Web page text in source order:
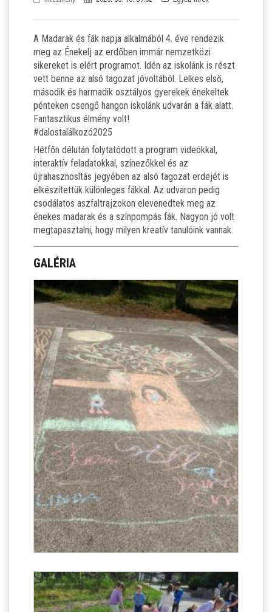
KÖZÉRDEKŰ
TANULÓINKNAK
ÁLTALÁNOS ISKOLÁSOKNAK
SZÜLŐKNEK
PEDAGÓGUSOK ELÉRHETŐSÉGE
ÁLLÁS
ÉTKEZÉS
KORONAVÍRUS
ÁLTALÁNOS ISKOLAI OKTATÁS
ÁLTALÁNOS KÖZÉPFOKÚ OKTATÁS
KÖZÉPFOKÚ OKTATÁS
SZAKMAI KÖZÉPFOKÚ OKTATÁS
FELNŐTTOKTATÁS: ESTI GIMNÁZIUM
INTÉZMÉNYI DOKUMENTUMOK
KÖZZÉTÉTELI LISTA
JELENTKEZÉSI LAP/FELVÉTELI KÉRVÉNY
LETÖLTHETŐ NYOMTATVÁNYOK
DUÁLIS PARTNEREINK A SZAKKKÉPZÉSBEN
A Madarak és fák napja alkalmából 4. éve rendezik
meg az Énekelj az erdőben immár nemzetközi
sikereket is elért programot. Idén az iskolánk is részt
vett benne az alsó tagozat jóvoltából. Lelkes első,
második és harmadik osztályos gyerekek énekeltek
pénteken csengő hangon iskolánk udvarán a fák alatt.
Fantasztikus élmény volt!
#dalostalálkozó2025
Hétfőn délután folytatódott a program videókkal,
interaktív feladatokkal, színezőkkel és az
újrahasznosítás jegyében az alsó tagozat erdejét is
elkészítettük különleges fákkal. Az udvaron pedig
csodálatos aszfaltrajzokon elevenedtek meg az
énekes madarak és a színpompás fák. Nagyon jó volt
megtapasztalni, hogy milyen kreatív tanulóink vannak.
GALÉRIA